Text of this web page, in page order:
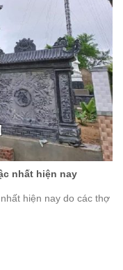
nhất hiện nay
hiện nay do các thợ